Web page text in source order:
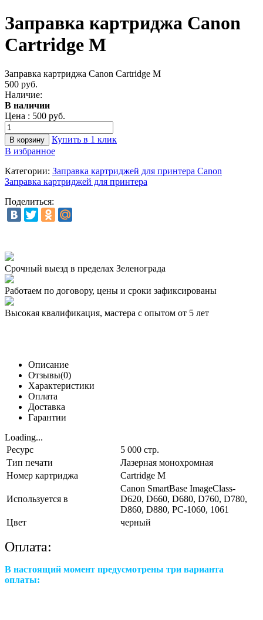
Заправка картриджа Canon
Cartridge M
Заправка картриджа Canon Cartridge M
500 руб.
Наличие:
В наличии
Цена : 500 руб.
Купить в 1 клик
В избранное
Категории: Заправка картриджей для принтера Canon
Заправка картриджей для принтера
Поделиться:
Срочный выезд в пределах Зеленограда
Работаем по договору, цены и сроки зафиксированы
Высокая квалификация, мастера с опытом от 5 лет
Описание
Отзывы(0)
Характеристики
Оплата
Доставка
Гарантии
Loading...
Ресурс
5 000 стр.
Тип печати
Лазерная монохромная
Номер картриджа
Cartridge M
Используется в
Canon SmartBase ImageClass-
D620, D660, D680, D760, D780,
D860, D880, PC-1060, 1061
Цвет
черный
Оплата:
В настоящий момент предусмотрены три варианта
оплаты: